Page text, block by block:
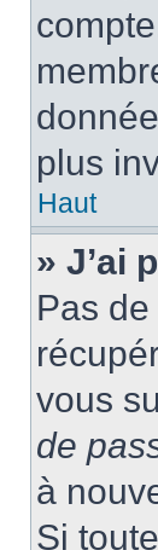
plus
Haut
» J’ai
Pas
vous
de
à
Si